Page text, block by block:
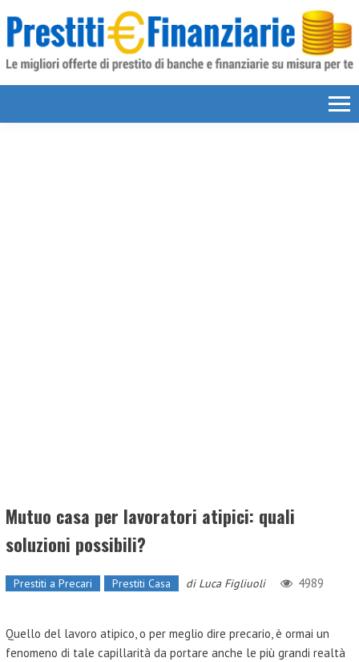
Mutuo casa per lavoratori atipici: quali
soluzioni possibili?
Prestiti a Precari Prestiti Casa di Luca Figliuoli 4989
Quello del lavoro atipico, o per meglio dire precario, è ormai un
fenomeno di tale capillarità da portare anche le più grandi realtà